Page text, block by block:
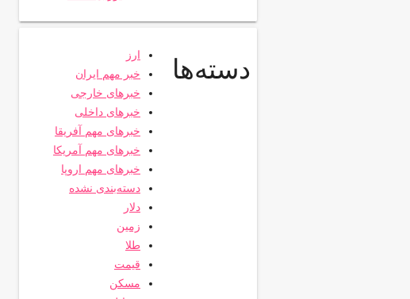
دسته‌ها
ارز
خبر مهم ایران
خبرهای خارجی
خبرهای داخلی
خبرهای مهم آفریقا
خبرهای مهم آمریکا
خبرهای مهم اروپا
دسته‌بندی نشده
دلار
زمین
طلا
قیمت
مسکن